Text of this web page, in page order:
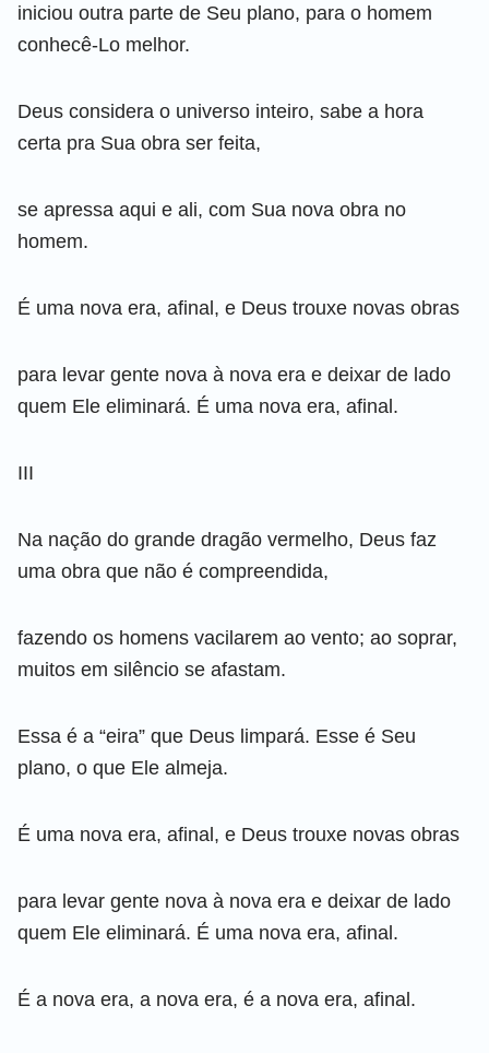
iniciou outra parte de Seu plano, para o homem
conhecê-Lo melhor.
Deus considera o universo inteiro, sabe a hora
certa pra Sua obra ser feita,
se apressa aqui e ali, com Sua nova obra no
homem.
É uma nova era, afinal, e Deus trouxe novas obras
para levar gente nova à nova era e deixar de lado
quem Ele eliminará. É uma nova era, afinal.
III
Na nação do grande dragão vermelho, Deus faz
uma obra que não é compreendida,
fazendo os homens vacilarem ao vento; ao soprar,
muitos em silêncio se afastam.
Essa é a “eira” que Deus limpará. Esse é Seu
plano, o que Ele almeja.
É uma nova era, afinal, e Deus trouxe novas obras
para levar gente nova à nova era e deixar de lado
quem Ele eliminará. É uma nova era, afinal.
É a nova era, a nova era, é a nova era, afinal.